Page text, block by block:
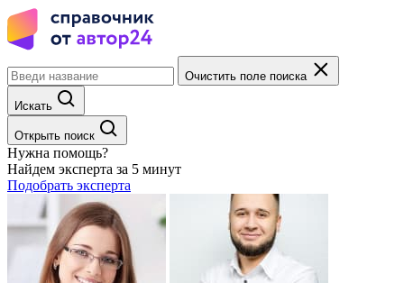
Очистить поле поиска
Искать
Открыть поиск
Нужна помощь?
Найдем эксперта за 5 минут
Подобрать эксперта